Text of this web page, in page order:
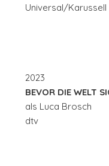
Universal/Karussell
2023
BEVOR DIE WELT
als Luca Brosch
dtv